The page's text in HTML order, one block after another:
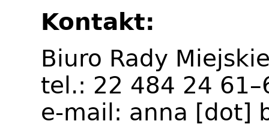
Kontakt:
Biuro Rady
tel.: 22 484 24
e-mail: anna [dot]